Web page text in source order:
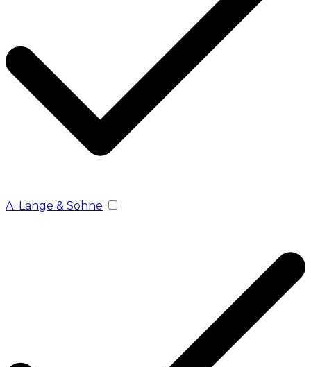
A. Lange & Söhne